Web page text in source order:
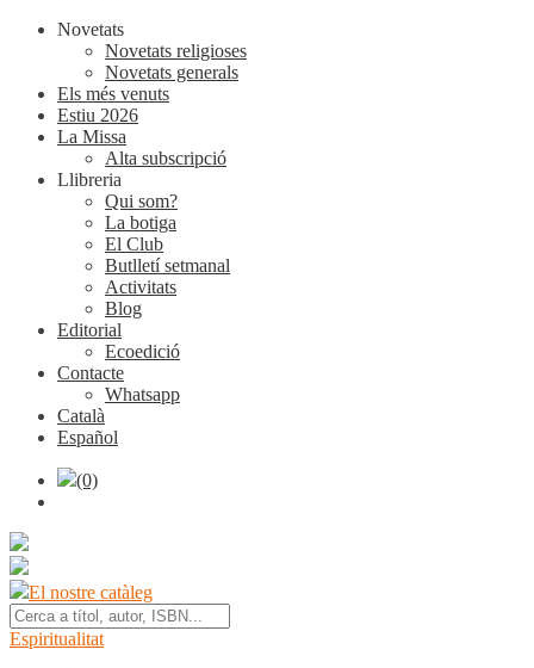
Novetats
Novetats religioses
Novetats generals
Els més venuts
Estiu 2026
La Missa
Alta subscripció
Llibreria
Qui som?
La botiga
El Club
Butlletí setmanal
Activitats
Blog
Editorial
Ecoedició
Contacte
Whatsapp
Català
Español
(0)
El nostre catàleg
Espiritualitat